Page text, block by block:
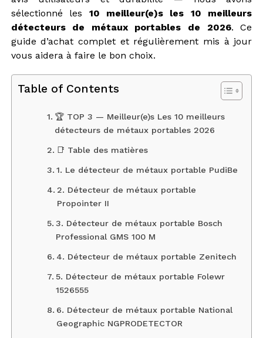
sélectionné les 10 meilleur(e)s les 10 meilleurs
détecteurs de métaux portables de 2026. Ce
guide d’achat complet et régulièrement mis à jour
vous aidera à faire le bon choix.
Table of Contents
🏆 TOP 3 — Meilleur(e)s Les 10 meilleurs
détecteurs de métaux portables 2026
📑 Table des matières
1. Le détecteur de métaux portable PudiBe
2. Détecteur de métaux portable
Propointer II
3. Détecteur de métaux portable Bosch
Professional GMS 100 M
4. Détecteur de métaux portable Zenitech
5. Détecteur de métaux portable Folewr
1526555
6. Détecteur de métaux portable National
Geographic ‎NGPRODETECTOR